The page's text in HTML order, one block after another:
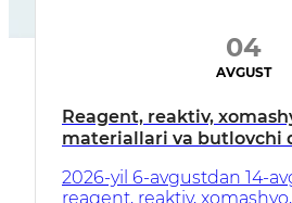
04
AVGUST
Reagent, reaktiv,
materiallari va butlovchi
2026-yil 6-avgustdan 14-
reagent, reaktiv,